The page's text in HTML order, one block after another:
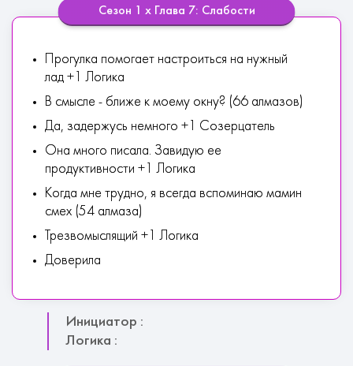
Сезон 1 х Глава 7: Слабости
Прогулка помогает настроиться на нужный
лад +1 Логика
В смысле - ближе к моему окну? (66 алмазов)
Да, задержусь немного +1 Созерцатель
Она много писала. Завидую ее
продуктивности +1 Логика
Когда мне трудно, я всегда вспоминаю мамин
смех (54 алмаза)
Трезвомыслящий +1 Логика
Доверила
Инициатор :
Логика :